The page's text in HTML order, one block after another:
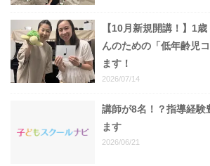
【10月新規開講！】1
んのための「低年齢児
ます！
2026/07/14
講師が8名！？指導経験
ます
2026/06/21